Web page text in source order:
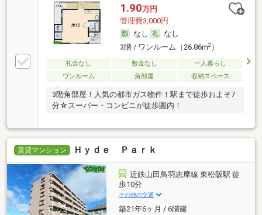
1.90万円
管理費3,000円
なし
なし
3階 / ワンルーム（26.86m2）
礼金なし 敷金なし
一人暮らし
ワンルーム
角部屋 収納スペース
3階角部屋！人気の都市ガス物件！駅まで徒歩およそ7
分☆スーパー・コンビニが徒歩圏内！
賃貸マンション Ｈｙｄｅ Ｐａｒｋ
近鉄山田鳥羽志摩線 東松阪駅 徒
歩10分
その他の交通
築21年6ヶ月 / 6階建